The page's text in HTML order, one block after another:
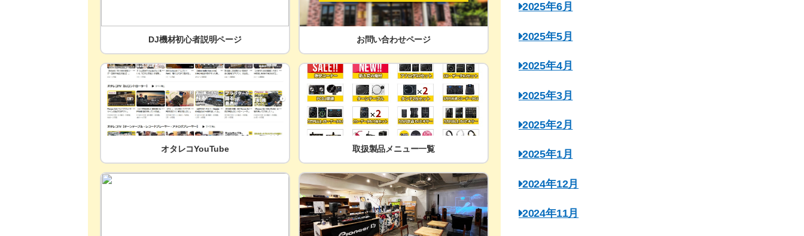
DJ機材初心者説明ページ お問い合わせページ
オタレコYouTube 取扱製品メニュー一覧
2025年6月
2025年5月
2025年4月
2025年3月
2025年2月
2025年1月
2024年12月
2024年11月